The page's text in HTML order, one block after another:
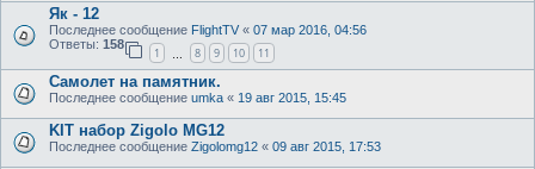
Як - 12
Последнее сообщение FlightTV « 07 мар 2016, 04:56
Ответы: 158
1 8 9 10 11
Самолет на памятник.
Последнее сообщение umka « 19 авг 2015, 15:45
KIT набор Zigolo MG12
Последнее сообщение Zigolomg12 « 09 авг 2015, 17:53